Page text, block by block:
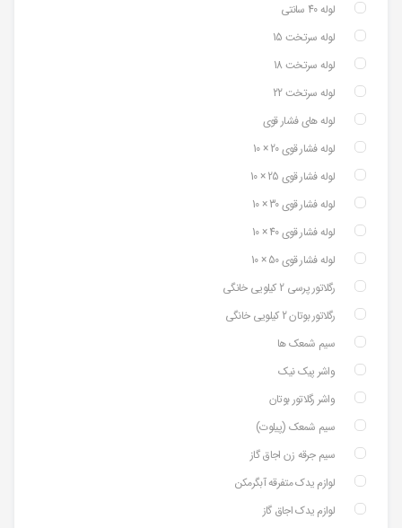
لوله 40 سانتی
لوله سرتخت 15
لوله سرتخت 18
لوله سرتخت 22
لوله های فشار قوی
لوله فشار قوی 20 × 10
لوله فشار قوی 25 × 10
لوله فشار قوی 30 × 10
لوله فشار قوی 40 × 10
لوله فشار قوی 50 × 10
رگلاتور پرسی 2 کیلویی خانگی
رگلاتور بوتان 2 کیلویی خانگی
سیم شمعک ها
واشر پیک نیک
واشر رگلاتور بوتان
سیم شمعک (پیلوت)
سیم جرقه زن اجاق گاز
لوازم یدک متفرقه آبگرمکن
لوازم یدک اجاق گاز